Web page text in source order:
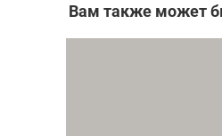
Вам также может